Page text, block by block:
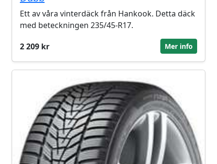
Ett av våra vinterdäck från Hankook. Detta däck
med beteckningen 235/45-R17.
2 209 kr
Mer info